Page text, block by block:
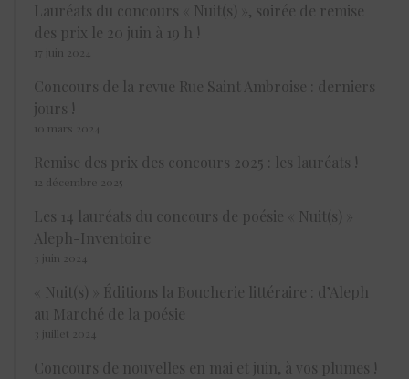
Lauréats du concours « Nuit(s) », soirée de remise
des prix le 20 juin à 19 h !
17 juin 2024
Concours de la revue Rue Saint Ambroise : derniers
jours !
10 mars 2024
Remise des prix des concours 2025 : les lauréats !
12 décembre 2025
Les 14 lauréats du concours de poésie « Nuit(s) »
Aleph-Inventoire
3 juin 2024
« Nuit(s) » Éditions la Boucherie littéraire : d’Aleph
au Marché de la poésie
3 juillet 2024
Concours de nouvelles en mai et juin, à vos plumes !